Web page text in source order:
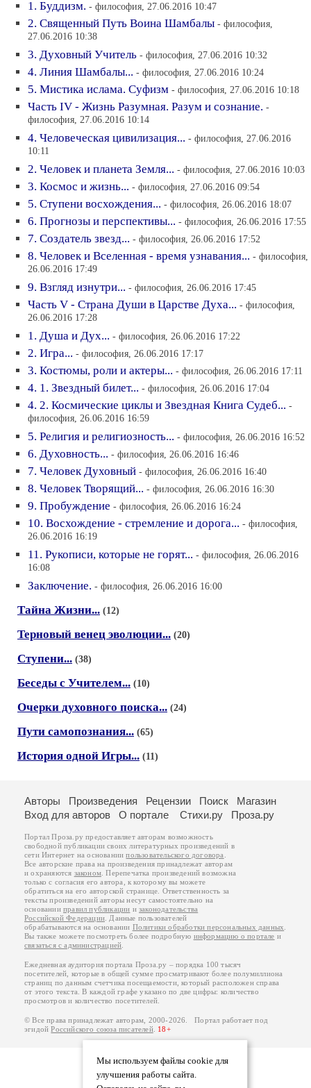
1. Буддизм. - философия, 27.06.2016 10:47
2. Священный Путь Воина Шамбалы - философия,
27.06.2016 10:38
3. Духовный Учитель - философия, 27.06.2016 10:32
4. Линия Шамбалы... - философия, 27.06.2016 10:24
5. Мистика ислама. Суфизм - философия, 27.06.2016 10:18
Часть IV - Жизнь Разумная. Разум и сознание. -
философия, 27.06.2016 10:14
4. Человеческая цивилизация... - философия, 27.06.2016
10:11
2. Человек и планета Земля... - философия, 27.06.2016 10:03
3. Космос и жизнь... - философия, 27.06.2016 09:54
5. Ступени восхождения... - философия, 26.06.2016 18:07
6. Прогнозы и перспективы... - философия, 26.06.2016 17:55
7. Создатель звезд... - философия, 26.06.2016 17:52
8. Человек и Вселенная - время узнавания... - философия,
26.06.2016 17:49
9. Взгляд изнутри... - философия, 26.06.2016 17:45
Часть V - Страна Души в Царстве Духа... - философия,
26.06.2016 17:28
1. Душа и Дух... - философия, 26.06.2016 17:22
2. Игра... - философия, 26.06.2016 17:17
3. Костюмы, роли и актеры... - философия, 26.06.2016 17:11
4. 1. Звездный билет... - философия, 26.06.2016 17:04
4. 2. Космические циклы и Звездная Книга Судеб... -
философия, 26.06.2016 16:59
5. Религия и религиозность... - философия, 26.06.2016 16:52
6. Духовность... - философия, 26.06.2016 16:46
7. Человек Духовный - философия, 26.06.2016 16:40
8. Человек Творящий... - философия, 26.06.2016 16:30
9. Пробуждение - философия, 26.06.2016 16:24
10. Восхождение - стремление и дорога... - философия,
26.06.2016 16:19
11. Рукописи, которые не горят... - философия, 26.06.2016
16:08
Заключение. - философия, 26.06.2016 16:00
Тайна Жизни... (12)
Терновый венец эволюции... (20)
Ступени... (38)
Беседы с Учителем... (10)
Очерки духовного поиска... (24)
Пути самопознания... (65)
История одной Игры... (11)
Мы используем файлы cookie для
улучшения работы сайта.
Авторы Произведения Рецензии Поиск
Магазин
Вход для авторов
О портале Стихи.ру Проза.ру
Портал Проза.ру предоставляет авторам возможность
свободной публикации своих литературных произведений в
сети Интернет на основаниипользовательского договора
Все авторские права на произведения принадлежат авторам
и охраняются законом . Перепечатка произведений возможна
только с согласия его автора, к которому вы можете
обратиться на его авторской странице. Ответственность за
тексты произведений авторы несут самостоятельно на
основанииправил публикации изаконодательства
Российской Федерации . Данные пользователей
обрабатываются на основании Политики обработки персональных данных
Вы также можете посмотреть более подробную информацию о портале и
связаться с администрацией
Ежедневная аудитория портала Проза.ру – порядка 100 тысяч
посетителей, которые в общей сумме просматривают более полумиллиона
страниц по данным счетчика посещаемости, который расположен справа
от этого текста. В каждой графе указано по две цифры: количество
просмотров и количество посетителей.
© Все права принадлежат авторам, 2000-2026. Портал работает под
эгидойРоссийского союза писателей. 18+